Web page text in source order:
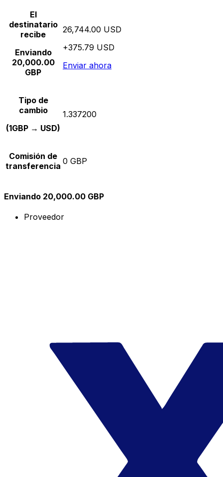
El
destinatario
recibe
Enviando
20,000.00
GBP
26,744.00 USD
+375.79 USD
Enviar ahora
Tipo de
cambio
(1GBP → USD)
1.337200
Comisión de
transferencia 0 GBP
Enviando 20,000.00 GBP
Proveedor